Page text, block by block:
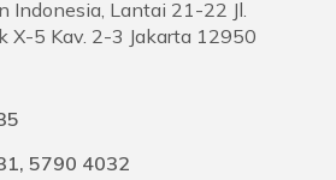
Indonesia, Lantai 21-22 Jl.
X-5 Kav. 2-3 Jakarta 12950
5790 4032